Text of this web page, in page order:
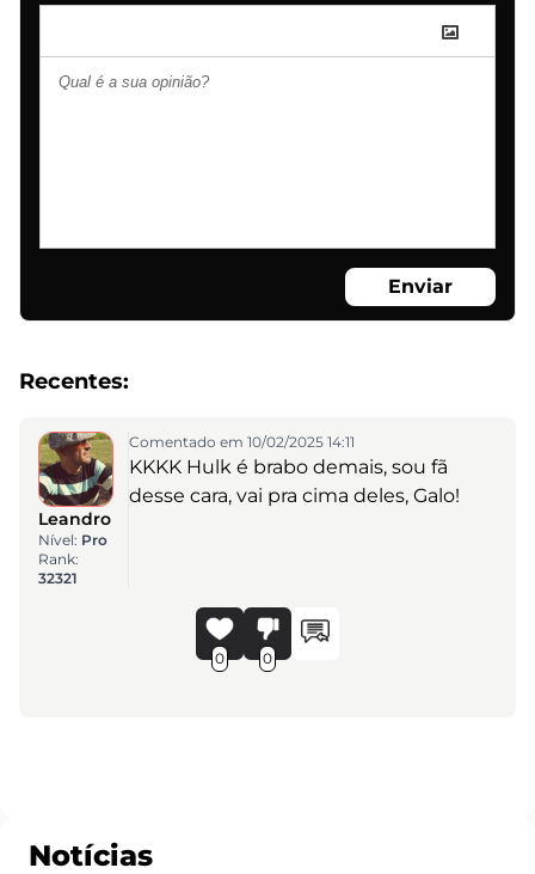
Enviar
Recentes:
Leandro
Nível: Pro
Rank:
32321
Comentado em 10/02/2025 14:11
KKKK Hulk é brabo demais, sou fã
desse cara, vai pra cima deles, Galo!
0 0
Notícias